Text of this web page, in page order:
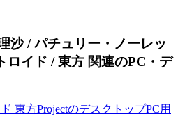
沙 / パチュリー・ノーレッ
ロイド / 東方 関連のPC・デ